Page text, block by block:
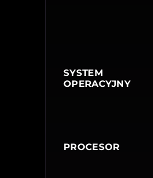
SYSTEM
OPERACYJNY
PROCESOR